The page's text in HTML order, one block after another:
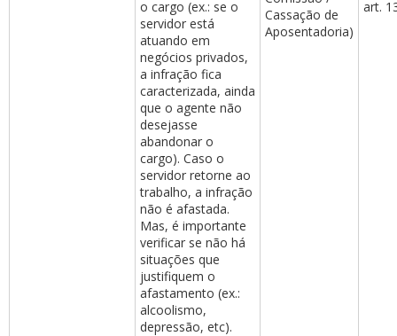
o cargo (ex.: se o
servidor está
atuando em
negócios privados,
a infração fica
caracterizada, ainda
que o agente não
desejasse
abandonar o
cargo). Caso o
servidor retorne ao
trabalho, a infração
não é afastada.
Mas, é importante
verificar se não há
situações que
justifiquem o
afastamento (ex.:
alcoolismo,
depressão, etc).
Cassação de
Aposentadoria)
art.